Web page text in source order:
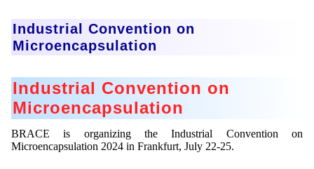
in
Industrial Convention on
Microencapsulation
Industrial Convention on
Microencapsulation
BRACE is organizing the Industrial Convention on
Microencapsulation 2024 in Frankfurt, July 22-25.